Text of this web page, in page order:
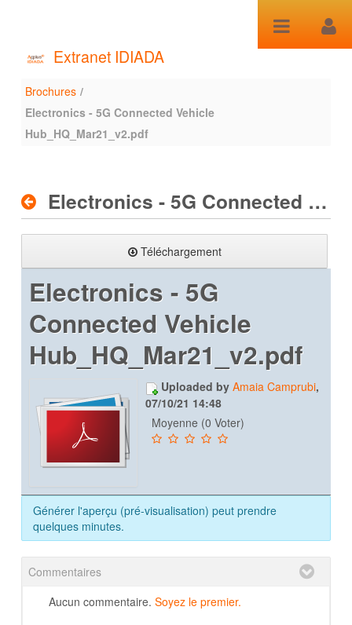
Extranet IDIADA
Brochures
Brochures /
Electronics - 5G Connected Vehicle
Hub_HQ_Mar21_v2.pdf
Electronics - 5G Connected Vehicle Hub_HQ_Mar21_v2.pdf
Téléchargement
Electronics - 5G
Connected Vehicle
Hub_HQ_Mar21_v2.pdf
Uploaded by Amaia Camprubi,
07/10/21 14:48
Moyenne (0 Voter)
Générer l'aperçu (pré-visualisation) peut prendre
quelques minutes.
Commentaires
Aucun commentaire. Soyez le premier.